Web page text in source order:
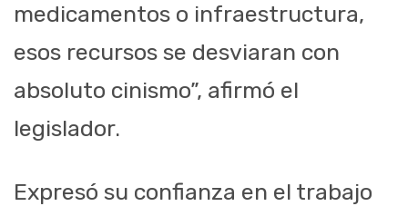
medicamentos o infraestructura,
esos recursos se desviaran con
absoluto cinismo”, afirmó el
legislador.
Expresó su confianza en el trabajo